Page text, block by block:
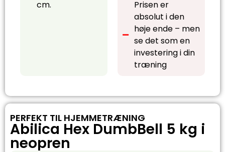
cm.
Prisen er
absolut i den
høje ende – men
se det som en
investering i din
træning
PERFEKT TIL HJEMMETRÆNING
Abilica Hex DumbBell 5 kg i
neopren